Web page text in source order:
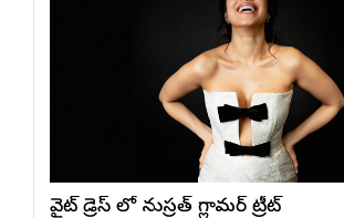
వైట్ డ్రెస్ లో నుస్ర‌త్ గ్లామ‌ర్ ట్రీట్